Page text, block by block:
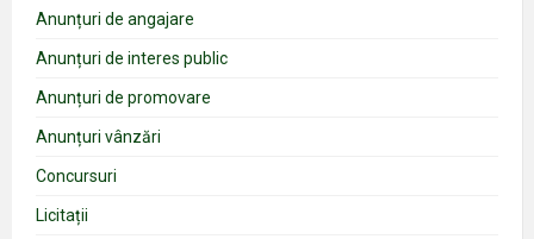
Anunțuri de angajare
Anunțuri de interes public
Anunțuri de promovare
Anunțuri vânzări
Concursuri
Licitații